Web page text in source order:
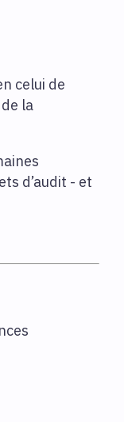
celui de
la
d’audit - et